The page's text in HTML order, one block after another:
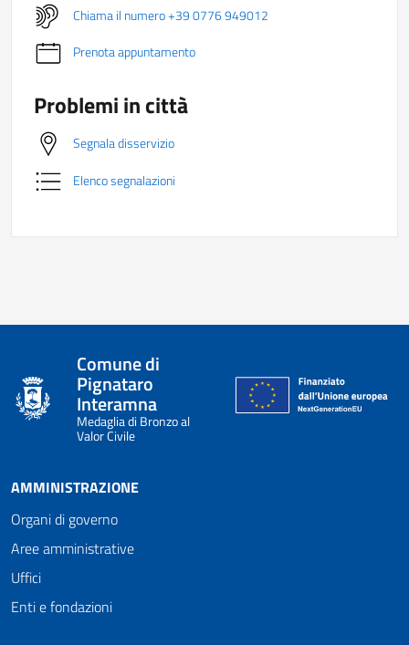
Chiama il numero +39 0776 949012
Prenota appuntamento
Problemi in città
Segnala disservizio
Elenco segnalazioni
Comune di
Pignataro
Interamna
Medaglia di Bronzo al
Valor Civile
AMMINISTRAZIONE
Organi di governo
Aree amministrative
Uffici
Enti e fondazioni